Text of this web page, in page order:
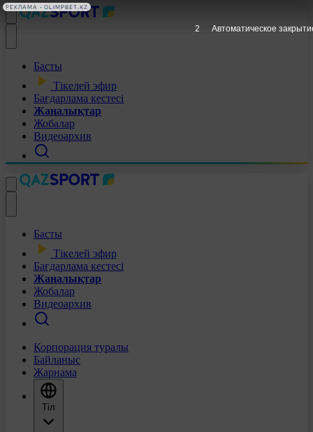
Басты
Тікелей эфир
Бағдарлама кестесі
Жаңалықтар
Жобалар
Видеоархив
Басты
Тікелей эфир
Бағдарлама кестесі
Жаңалықтар
Жобалар
Видеоархив
Корпорация туралы
Байланыс
Жарнама
Тіл
1 Автоматическое
РЕКЛАМА • OLIMPBET.KZ